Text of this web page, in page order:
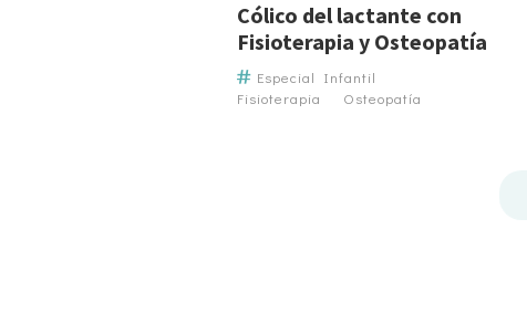
Cólico del lactante con
Fisioterapia y Osteopatía
Especial Infantil
Fisioterapia
Osteopatía